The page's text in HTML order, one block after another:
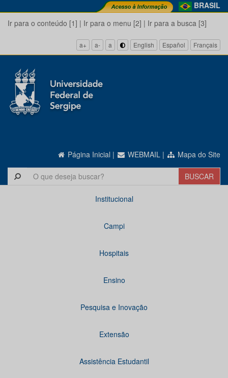
BRASIL
Ir para o conteúdo [1] | Ir para o menu [2] | Ir para a busca [3]
a+ a- a English Español Français
Página Inicial | WEBMAIL | Mapa do Site
Institucional
Campi
Hospitais
Ensino
Pesquisa e Inovação
Extensão
Assistência Estudantil